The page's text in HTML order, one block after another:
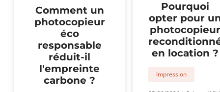
Comment un
photocopieur
éco
responsable
réduit-il
l'empreinte
carbone ?
Pourquoi
opter pour
photocopieur
en location ?
Impression